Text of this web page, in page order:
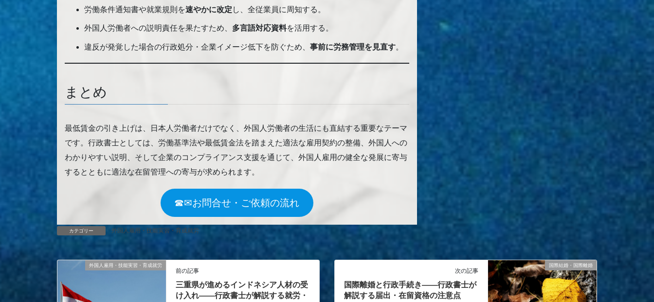
労働条件通知書や就業規則を速やかに改定 し、全従業員に周知する。
外国人労働者への説明責任を果たすため、 多言語対応資料を活用する。
違反が発覚した場合の行政処分・企業イメージ低下を防ぐため、 事前に労務管理を見直す。
まとめ
最低賃金の引き上げは、日本人労働者だけでなく、外国人労働者の生活にも直結する重要なテーマ
です。行政書士としては、労働基準法や最低賃金法を踏まえた適法な雇用契約の整備、外国人への
わかりやすい説明、そして企業のコンプライアンス支援を通じて、外国人雇用の健全な発展に寄与
するとともに適法な在留管理への寄与が求められます。
☎✉お問合せ・ご依頼の流れ
カテゴリー 外国人雇用・技能実習・育成就労
外国人雇用・技能実習・育成就労
前の記事
三重県が進めるインドネシア人材の受
け入れ――行政書士が解説する就労・
国際結婚・国際離婚
次の記事
国際離婚と行政手続き――行政書士が
解説する届出・在留資格の注意点